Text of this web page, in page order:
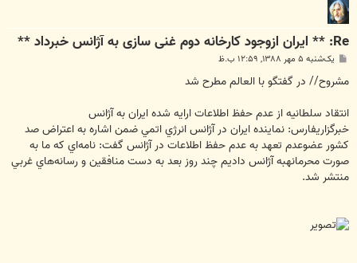
Re: ** ایران ازوجود کارخانه دوم غنی سازی به آژانس خبرداد **
ت
یک‌شنبه ۵ مهر ۱۳۸۸, ۱۲:۵۹ ب.ظ
مشروح// در گفتگو با العالم مطرح شد
انتقاد سلطانيه از عدم حفظ اطلاعات ارايه شده ايران به آژانس
خبرگزاريفارس: نماينده ايران در آژانس انرژي اتمي ضمن اشاره به اعتراض صد
كشور عضوعدم تعهد به عدم حفظ اطلاعات در آژانس گفت: نامه‌اي كه ما به
صورت محرمانهبه آژانس داديم چند روز بعد به دست منافقين و رسانه‌هاي غربي
منتشر شد.